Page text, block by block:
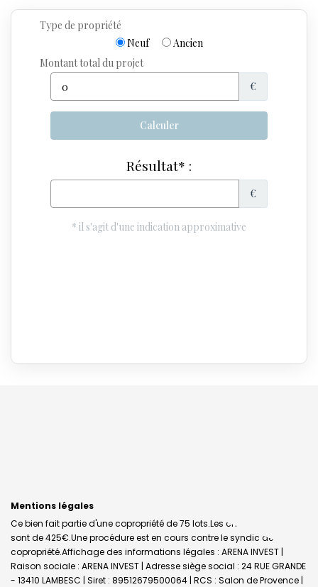
Mentions légales
Ce bien fait partie d'une copropriété de 75 lots.Les charges annuelles
sont de 425€.Une procédure est en cours contre le syndic de
copropriété.Affichage des informations légales : ARENA INVEST |
Raison sociale : ARENA INVEST | Adresse siège social : 24 RUE GRANDE
- 13410 LAMBESC | Siret : 89512679500064 | RCS : Salon de Provence |